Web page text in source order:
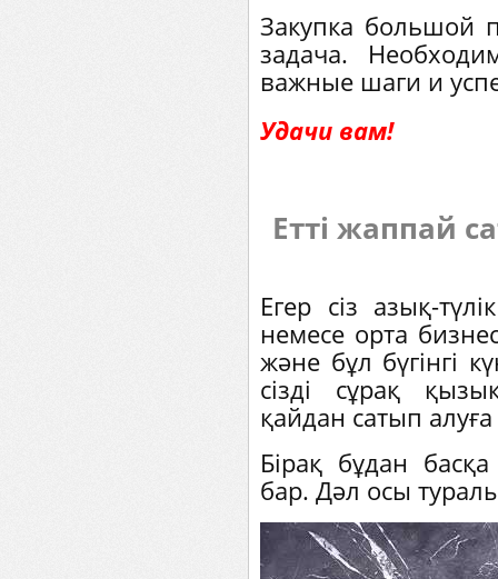
Закупка большой
задача.
важные шаги и
Удачи вам!
Етті жаппай
Егер сіз азық-
немесе орта
және бұл бүгінгі
сізді сұрақ
қайдан сатып
Бірақ бұдан
бар. Дәл осы